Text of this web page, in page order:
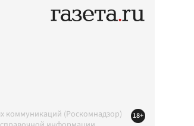
коммуникаций (Роскомнадзор)
18+